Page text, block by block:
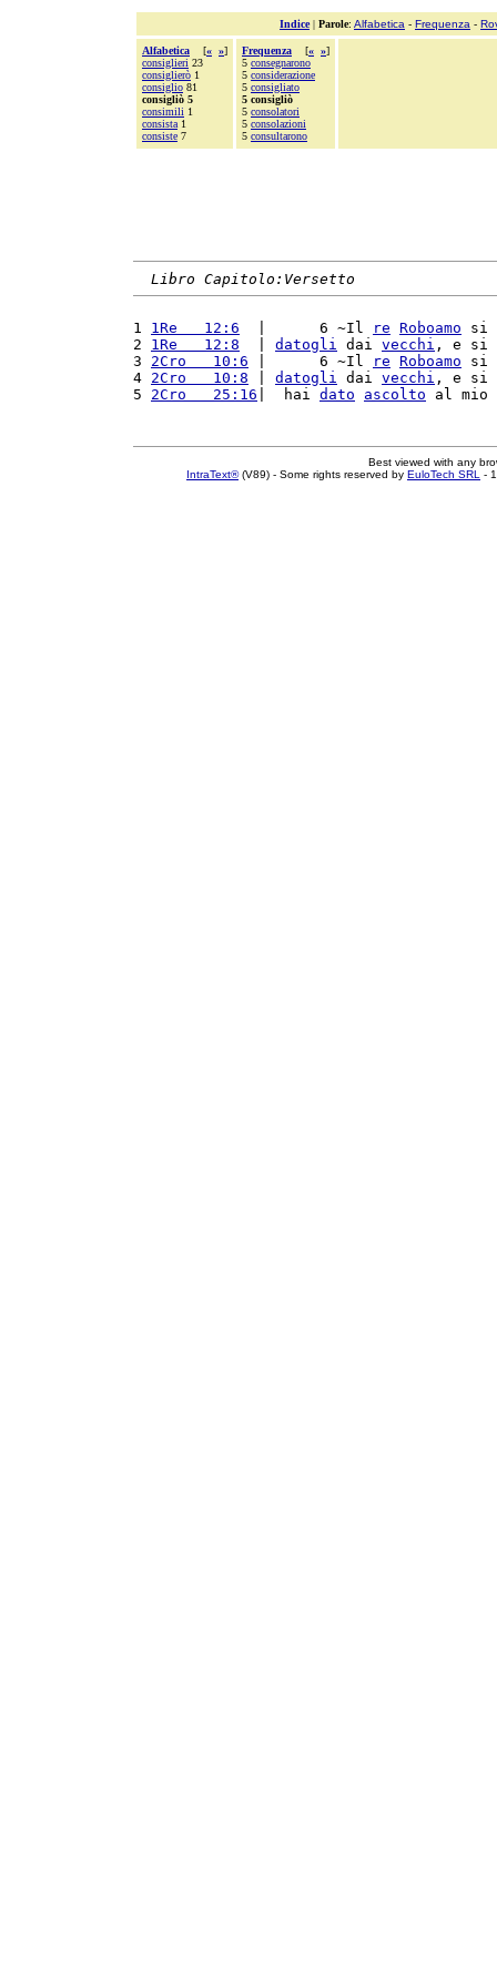
Indice| Parole: Alfabetica - Frequenza -
Alfabetica [« »]
consiglieri 23
consiglierò 1
consiglio 81
consigliò 5
consimili 1
consista 1
consiste 7
Frequenza [« »]
5 consegnarono
5 considerazione
5 consigliato
5 consigliò
5 consolatori
5 consolazioni
5 consultarono
Libro Capitolo:Versetto
1 1Re   12:6
  |      6 ~Il
re Roboamo si
2 1Re   12:8 datogli dai vecchi , e si
3 2Cro   10:6 |      6 ~Il re Roboamo si
4 2Cro   10:8 datogli dai vecchi , e si
5 2Cro   25:16 |  hai dato ascolto al mio
Best viewed with any
IntraText®(V89) - Some rights reserved by EuloTech SRL -